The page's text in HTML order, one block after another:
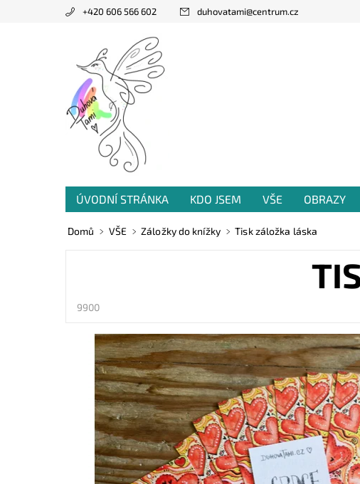
+420 606 566 602 duhovatami@centrum.cz
ÚVODNÍ STRÁNKA KDO JSEM VŠE OBRAZY
PRODANÁ TVORBA
VZKAZY OD VÁS
Domů VŠE Záložky do knížky Tisk záložka láska
9900